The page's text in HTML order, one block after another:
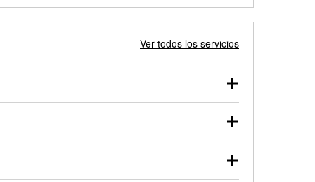
Ver todos los servicios
probarse dentro o fuera del vehículo y cargarse en
de nuestros profesionales te ayudará a encontrar
en el estacionamiento, o desmonta el